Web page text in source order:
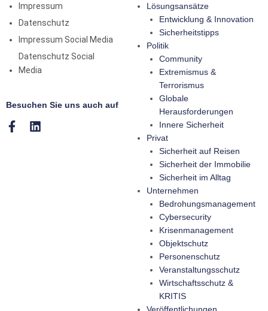
Impressum
Datenschutz
Impressum Social Media
Datenschutz Social
Media
Besuchen Sie uns auch auf
Lösungsansätze
Entwicklung & Innovation
Sicherheitstipps
Politik
Community
Extremismus &
Terrorismus
Globale
Herausforderungen
Innere Sicherheit
Privat
Sicherheit auf Reisen
Sicherheit der Immobilie
Sicherheit im Alltag
Unternehmen
Bedrohungsmanagement
Cybersecurity
Krisenmanagement
Objektschutz
Personenschutz
Veranstaltungsschutz
Wirtschaftsschutz &
KRITIS